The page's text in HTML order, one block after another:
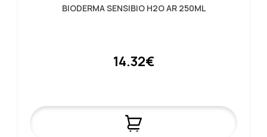
BIODERMA SENSIBIO H2O AR 250ML
14.32€